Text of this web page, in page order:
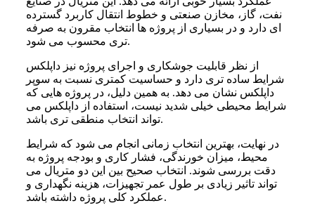
نفت، گاز، مخازن صنعتی و خطوط انتقال کاربرد گسترده
ای دارد و در بسیاری از پروژه ها انتخاب مقرون به صرفه
تری محسوب می شود.
از نظر قابلیت جوشکاری و اجرای پروژه نیز داپلکس
شرایط ساده تری دارد و حساسیت کمتری نسبت به سوپر
داپلکس نشان می دهد. به همین دلیل، در پروژه هایی که
شرایط محیطی خیلی شدید نیست، استفاده از داپلکس می
تواند انتخاب منطقی تری باشد.
در نهایت، بهترین انتخاب زمانی انجام می شود که شرایط
محیط، میزان خورندگی، فشار کاری و بودجه پروژه به
دقت بررسی شوند. انتخاب صحیح بین این دو متریال می
تواند تاثیر زیادی بر طول عمر تجهیزات، هزینه نگهداری و
عملکرد کلی پروژه داشته باشد.